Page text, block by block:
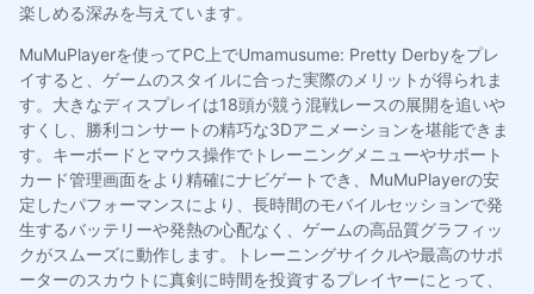
楽しめる深みを与えています。
MuMuPlayerを使ってPC上でUmamusume: Pretty Derbyをプレ
イすると、ゲームのスタイルに合った実際のメリットが得られま
す。大きなディスプレイは18頭が競う混戦レースの展開を追いや
すくし、勝利コンサートの精巧な3Dアニメーションを堪能できま
す。キーボードとマウス操作でトレーニングメニューやサポート
カード管理画面をより精確にナビゲートでき、MuMuPlayerの安
定したパフォーマンスにより、長時間のモバイルセッションで発
生するバッテリーや発熱の心配なく、ゲームの高品質グラフィッ
クがスムーズに動作します。トレーニングサイクルや最高のサポ
ーターのスカウトに真剣に時間を投資するプレイヤーにとって、